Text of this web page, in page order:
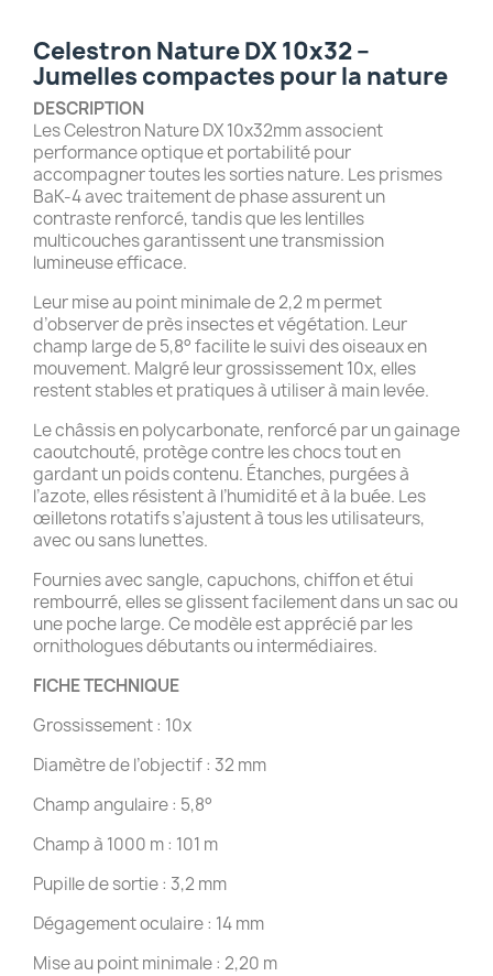
Celestron Nature DX 10x32 –
Jumelles compactes pour la nature
DESCRIPTION
Les Celestron Nature DX 10x32mm associent
performance optique et portabilité pour
accompagner toutes les sorties nature. Les prismes
BaK-4 avec traitement de phase assurent un
contraste renforcé, tandis que les lentilles
multicouches garantissent une transmission
lumineuse efficace.
Leur mise au point minimale de 2,2 m permet
d’observer de près insectes et végétation. Leur
champ large de 5,8° facilite le suivi des oiseaux en
mouvement. Malgré leur grossissement 10x, elles
restent stables et pratiques à utiliser à main levée.
Le châssis en polycarbonate, renforcé par un gainage
caoutchouté, protège contre les chocs tout en
gardant un poids contenu. Étanches, purgées à
l’azote, elles résistent à l’humidité et à la buée. Les
œilletons rotatifs s’ajustent à tous les utilisateurs,
avec ou sans lunettes.
Fournies avec sangle, capuchons, chiffon et étui
rembourré, elles se glissent facilement dans un sac ou
une poche large. Ce modèle est apprécié par les
ornithologues débutants ou intermédiaires.
FICHE TECHNIQUE
Grossissement : 10x
Diamètre de l’objectif : 32 mm
Champ angulaire : 5,8°
Champ à 1000 m : 101 m
Pupille de sortie : 3,2 mm
Dégagement oculaire : 14 mm
Mise au point minimale : 2,20 m